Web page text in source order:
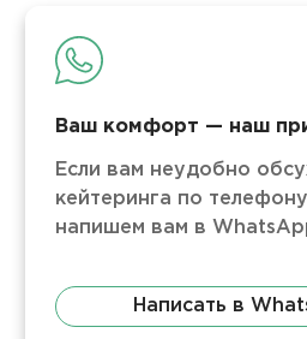
Ваш комфорт — наш
Если вам неудобно
кейтеринга по
напишем вам в
Написать в